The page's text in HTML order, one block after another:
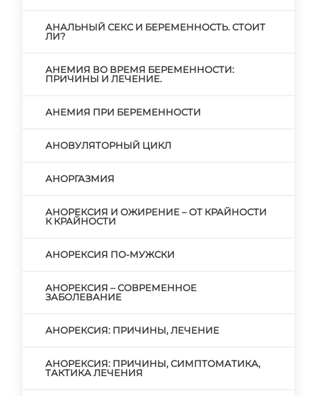
АНАЛЬНЫЙ СЕКС И БЕРЕМЕННОСТЬ. СТОИТ
ЛИ?
АНЕМИЯ ВО ВРЕМЯ БЕРЕМЕННОСТИ:
ПРИЧИНЫ И ЛЕЧЕНИЕ.
АНЕМИЯ ПРИ БЕРЕМЕННОСТИ
АНОВУЛЯТОРНЫЙ ЦИКЛ
АНОРГАЗМИЯ
АНОРЕКСИЯ И ОЖИРЕНИЕ – ОТ КРАЙНОСТИ
К КРАЙНОСТИ
АНОРЕКСИЯ ПО-МУЖСКИ
АНОРЕКСИЯ – СОВРЕМЕННОЕ
ЗАБОЛЕВАНИЕ
АНОРЕКСИЯ: ПРИЧИНЫ, ЛЕЧЕНИЕ
АНОРЕКСИЯ: ПРИЧИНЫ, СИМПТОМАТИКА,
ТАКТИКА ЛЕЧЕНИЯ